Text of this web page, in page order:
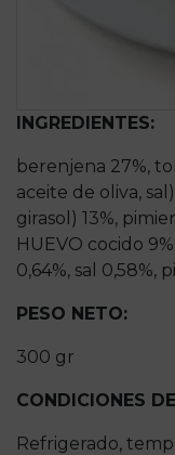
INGREDIENTES:
berenjena 27%,
aceite de oliva,
girasol) 13%,
HUEVO cocido
0,64%, sal 0,58%,
PESO NETO:
300 gr
CONDICIONES
Refrigerado,